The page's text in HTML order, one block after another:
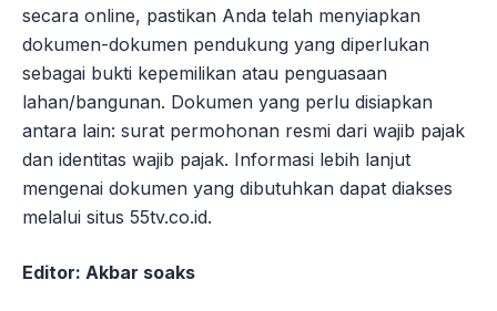
secara online, pastikan Anda telah menyiapkan
dokumen-dokumen pendukung yang diperlukan
sebagai bukti kepemilikan atau penguasaan
lahan/bangunan. Dokumen yang perlu disiapkan
antara lain: surat permohonan resmi dari wajib pajak
dan identitas wajib pajak. Informasi lebih lanjut
mengenai dokumen yang dibutuhkan dapat diakses
melalui situs 55tv.co.id.
Editor: Akbar soaks